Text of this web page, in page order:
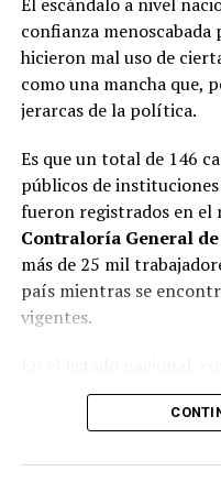
confianza
hicieron mal uso de
como una mancha que,
jerarcas de la política.
Es que un total de 146
públicos de
fueron registrados en el
Contraloría General
más de 25 mil
país mientras se
vigentes.
organismos públicos,
dentro de la provincia.